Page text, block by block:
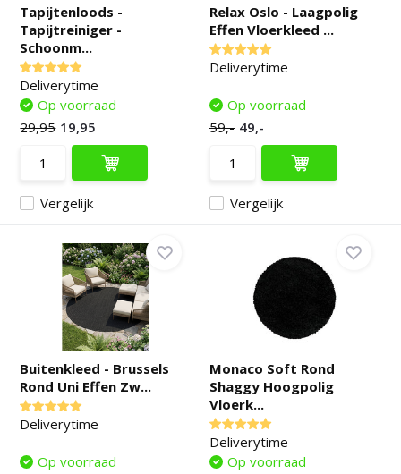
Tapijtenloods -
Tapijtreiniger -
Schoonm...
Deliverytime
Vergelijk
Op voorraad
29,95 19,95
Relax Oslo - Laagpolig
Effen Vloerkleed ...
Deliverytime
Vergelijk
Op voorraad
59,- 49,-
Buitenkleed - Brussels
Rond Uni Effen Zw...
Deliverytime
Op voorraad
Monaco Soft Rond
Shaggy Hoogpolig
Vloerk...
Deliverytime
Op voorraad